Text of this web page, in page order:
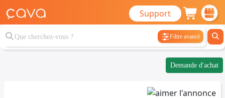
Support
Filtre avancé
Demande d'achat